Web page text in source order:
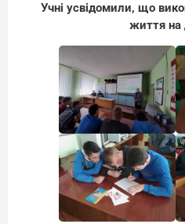
Учні усвідомили, що
життя на